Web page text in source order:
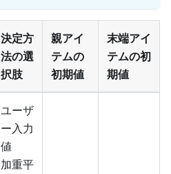
決定方
法の選
択肢
親アイ
テムの
初期値
末端アイ
テムの初
期値
ユーザ
ー入力
値
加重平